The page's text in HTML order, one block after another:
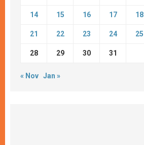
14 15 16 17 18
21 22 23 24 25
28 29 30 31
« Nov Jan »